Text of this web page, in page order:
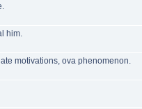
him.
motivations, ova phenomenon.